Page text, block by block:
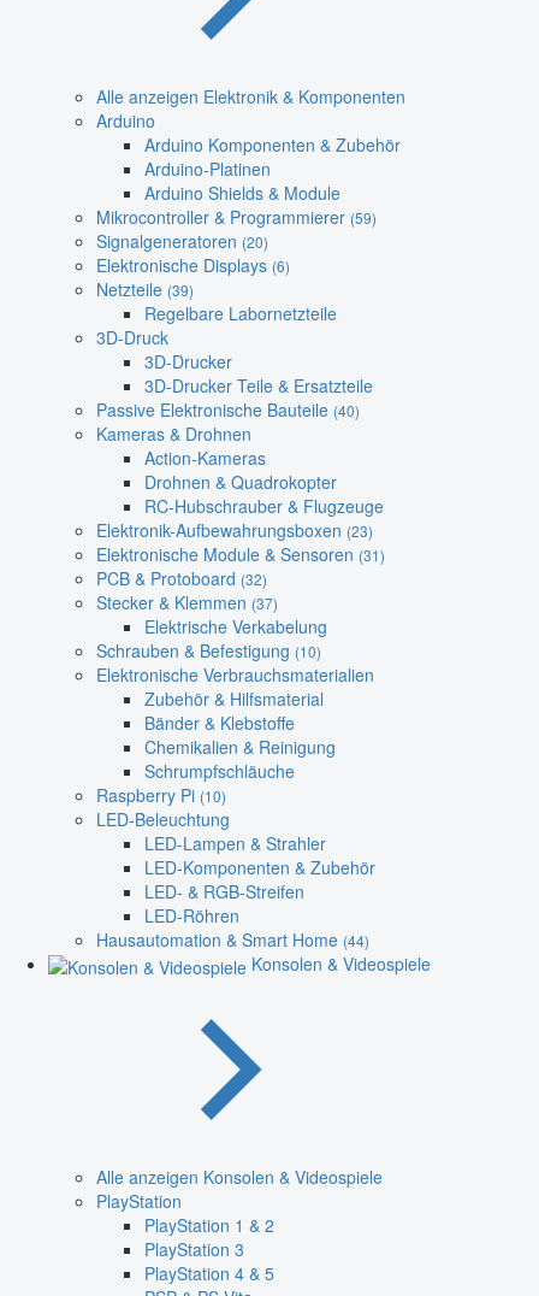
Alle anzeigen Elektronik & Komponenten
Arduino
Arduino Komponenten & Zubehör
Arduino-Platinen
Arduino Shields & Module
Mikrocontroller & Programmierer (59)
Signalgeneratoren (20)
Elektronische Displays (6)
Netzteile (39)
Regelbare Labornetzteile
3D-Druck
3D-Drucker
3D-Drucker Teile & Ersatzteile
Passive Elektronische Bauteile (40)
Kameras & Drohnen
Action-Kameras
Drohnen & Quadrokopter
RC-Hubschrauber & Flugzeuge
Elektronik-Aufbewahrungsboxen (23)
Elektronische Module & Sensoren (31)
PCB & Protoboard (32)
Stecker & Klemmen (37)
Elektrische Verkabelung
Schrauben & Befestigung (10)
Elektronische Verbrauchsmaterialien
Zubehör & Hilfsmaterial
Bänder & Klebstoffe
Chemikalien & Reinigung
Schrumpfschläuche
Raspberry Pi (10)
LED-Beleuchtung
LED-Lampen & Strahler
LED-Komponenten & Zubehör
LED- & RGB-Streifen
LED-Röhren
Hausautomation & Smart Home (44)
Konsolen & Videospiele
Alle anzeigen Konsolen & Videospiele
PlayStation
PlayStation 1 & 2
PlayStation 3
PlayStation 4 & 5